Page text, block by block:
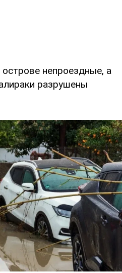
непроездные, а
разрушены